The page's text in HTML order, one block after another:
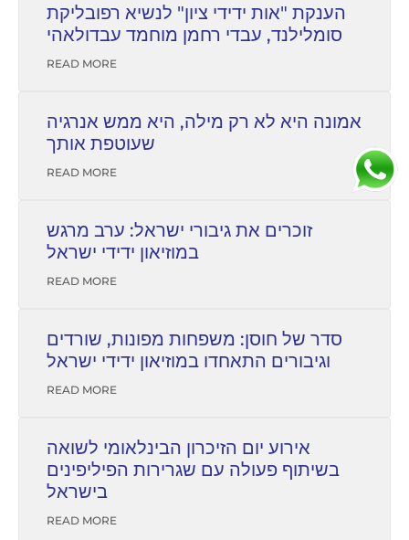
הענקת "אות ידידי ציון" לנשיא רפובליקת
סומלילנד, עבדי רחמן מוחמד עבדולאהי
READ MORE
אמונה היא לא רק מילה, היא ממש אנרגיה
שעוטפת אותך
READ MORE
זוכרים את גיבורי ישראל: ערב מרגש
במוזיאון ידידי ישראל
READ MORE
סדר של חוסן: משפחות מפונות, שורדים
וגיבורים התאחדו במוזיאון ידידי ישראל
READ MORE
אירוע יום הזיכרון הבינלאומי לשואה
בשיתוף פעולה עם שגרירות הפיליפינים
בישראל
READ MORE